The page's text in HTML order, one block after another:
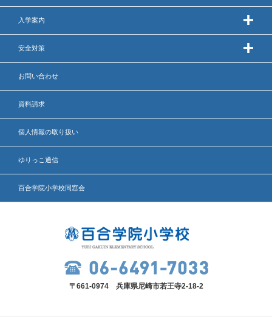
入学案内
安全対策
お問い合わせ
資料請求
個人情報の取り扱い
ゆりっこ通信
百合学院小学校同窓会
〒661-0974 兵庫県尼崎市若王寺2-18-2